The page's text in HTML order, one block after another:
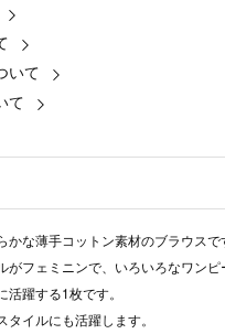
いて
て
かな薄手コットン素材のブラウスで
がフェミニンで、いろいろなワンピ
活躍する1枚です。
タイルにも活躍します。